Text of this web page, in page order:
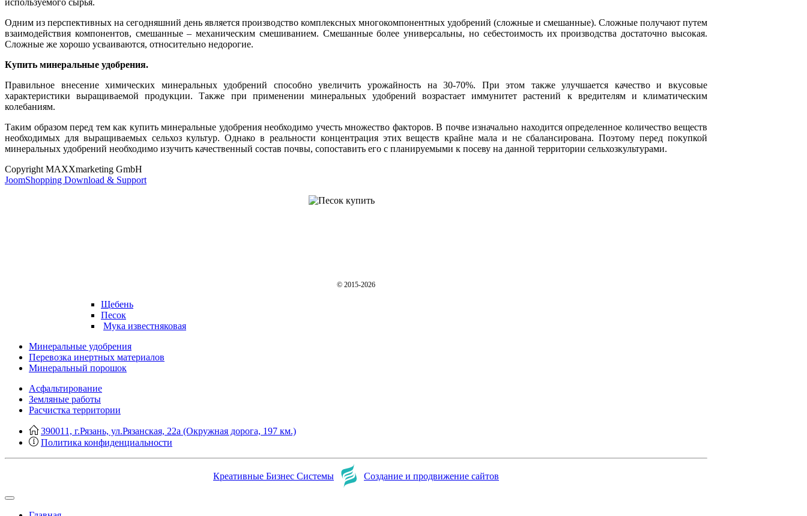
Одним из перспективных на сегодняшний день является производство комплексных многокомпонентных удобрений (сложные и смешанные). Сложные получают путем
взаимодействия компонентов, смешанные – механическим смешиванием. Смешанные более универсальны, но себестоимость их производства достаточно высокая.
Сложные же хорошо усваиваются, относительно недорогие.
Купить минеральные удобрения.
Правильное внесение химических минеральных удобрений способно увеличить урожайность на 30-70%. При этом также улучшается качество и вкусовые
характеристики выращиваемой продукции. Также при применении минеральных удобрений возрастает иммунитет растений к вредителям и климатическим
колебаниям.
Таким образом перед тем как купить минеральные удобрения необходимо учесть множество факторов. В почве изначально находится определенное количество веществ
необходимых для выращиваемых сельхоз культур. Однако в реальности концентрация этих веществ крайне мала и не сбалансирована. Поэтому перед покупкой
минеральных удобрений необходимо изучить качественный состав почвы, сопоставить его с планируемыми к посеву на данной территории сельхозкультурами.
Copyright MAXXmarketing GmbH
JoomShopping Download & Support
© 2015-2026
Щебень
Песок
Мука известняковая
Минеральные удобрения
Перевозка инертных материалов
Минеральный порошок
Асфальтирование
Земляные работы
Расчистка территории
390011, г.Рязань, ул.Рязанская, 22а (Окружная дорога, 197 км.)
Политика конфиденциальности
Креативные Бизнес Системы Создание и продвижение сайтов